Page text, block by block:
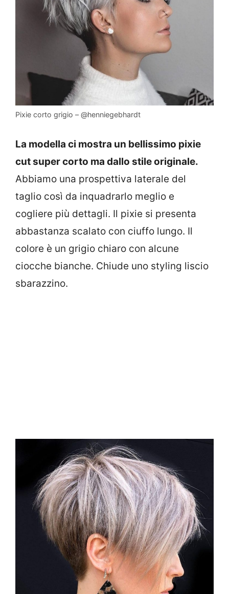
Pixie corto grigio – @henniegebhardt
La modella ci mostra un bellissimo pixie
cut super corto ma dallo stile originale.
Abbiamo una prospettiva laterale del
taglio così da inquadrarlo meglio e
cogliere più dettagli. Il pixie si presenta
abbastanza scalato con ciuffo lungo. Il
colore è un grigio chiaro con alcune
ciocche bianche. Chiude uno styling liscio
sbarazzino.